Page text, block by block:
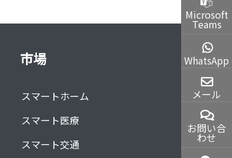
市場
スマートホーム
スマート医療
スマート交通
Microsoft
Teams
WhatsApp
メール
お問い合
わせ